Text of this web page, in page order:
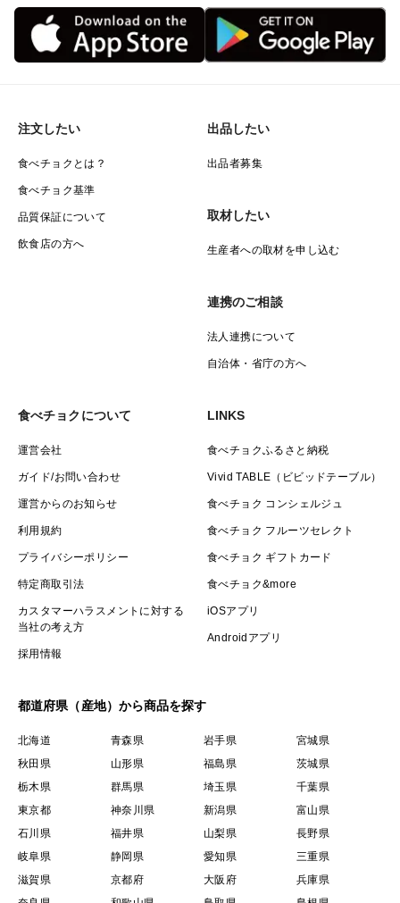
注文したい
食べチョクとは？
食べチョク基準
品質保証について
飲食店の方へ
出品したい
出品者募集
取材したい
生産者への取材を申し込む
連携のご相談
法人連携について
自治体・省庁の方へ
食べチョクについて
運営会社
ガイド/お問い合わせ
運営からのお知らせ
利用規約
プライバシーポリシー
特定商取引法
カスタマーハラスメントに対する
当社の考え方
採用情報
LINKS
食べチョクふるさと納税
Vivid TABLE（ビビッドテーブル）
食べチョク コンシェルジュ
食べチョク フルーツセレクト
食べチョク ギフトカード
食べチョク&more
iOSアプリ
Androidアプリ
都道府県（産地）から商品を探す
北海道 青森県 岩手県
宮城県
秋田県
山形県 福島県
茨城県
栃木県
群馬県 埼玉県
千葉県
東京都
神奈川県 新潟県
富山県
石川県
福井県 山梨県
長野県
岐阜県
静岡県 愛知県
三重県
滋賀県
京都府 大阪府
兵庫県